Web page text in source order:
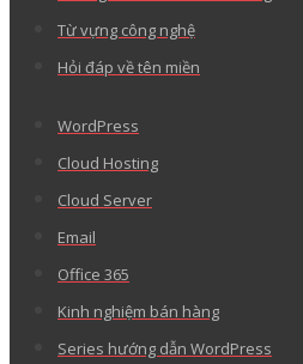
Từ vựng công nghệ
Hỏi đáp về tên miền
WordPress
Cloud Hosting
Cloud Server
Email
Office 365
Kinh nghiệm bán hàng
Series hướng dẫn WordPress